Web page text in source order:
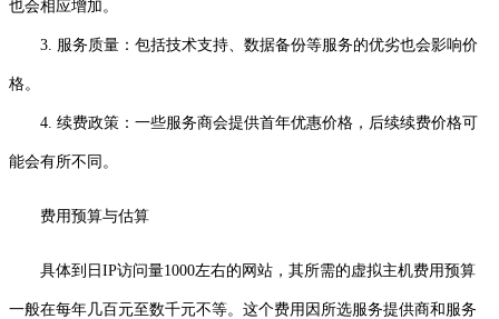
也会相应增加。
3. 服务质量：包括技术支持、数据备份等服务的优劣也会影响价
格。
4. 续费政策：一些服务商会提供首年优惠价格，后续续费价格可
能会有所不同。
费用预算与估算
具体到日IP访问量1000左右的网站，其所需的虚拟主机费用预算
一般在每年几百元至数千元不等。这个费用因所选服务提供商和服务